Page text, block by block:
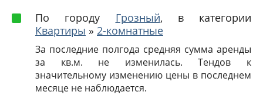
По городу Грозный, в категории
Квартиры » 2-комнатные
За последние полгода средняя сумма аренды
за кв.м. не изменилась. Тендов к
значительному изменению цены в последнем
месяце не наблюдается.